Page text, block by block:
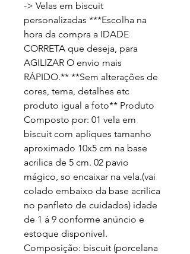
-> Velas em biscuit
personalizadas ***Escolha na
hora da compra a IDADE
CORRETA que deseja, para
AGILIZAR O envio mais
RÁPIDO.** **Sem alterações de
cores, tema, detalhes etc
produto igual a foto** Produto
Composto por: 01 vela em
biscuit com apliques tamanho
aproximado 10x5 cm na base
acrilica de 5 cm. 02 pavio
mágico, so encaixar na vela.(vai
colado embaixo da base acrilica
no panfleto de cuidados) idade
de 1 á 9 conforme anúncio e
estoque disponivel.
Composição: biscuit (porcelana